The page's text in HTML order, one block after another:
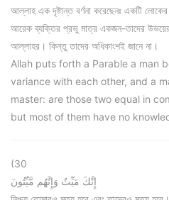
আল্লাহ এক দৃষ্টান্ত বর্ণনা করেছেনঃ একটি
আরেক ব্যক্তির প্রভু মাত্র একজন-তাদের
আল্লাহর। কিন্তু তাদের অধিকাংশই জানে না।
Allah puts forth a Parable a man
variance with each other, and a
master: are those two equal in
but most of them have no
(30
إِنَّكَ مَيِّتٌ وَإِنَّهُم مَّيِّتُونَ